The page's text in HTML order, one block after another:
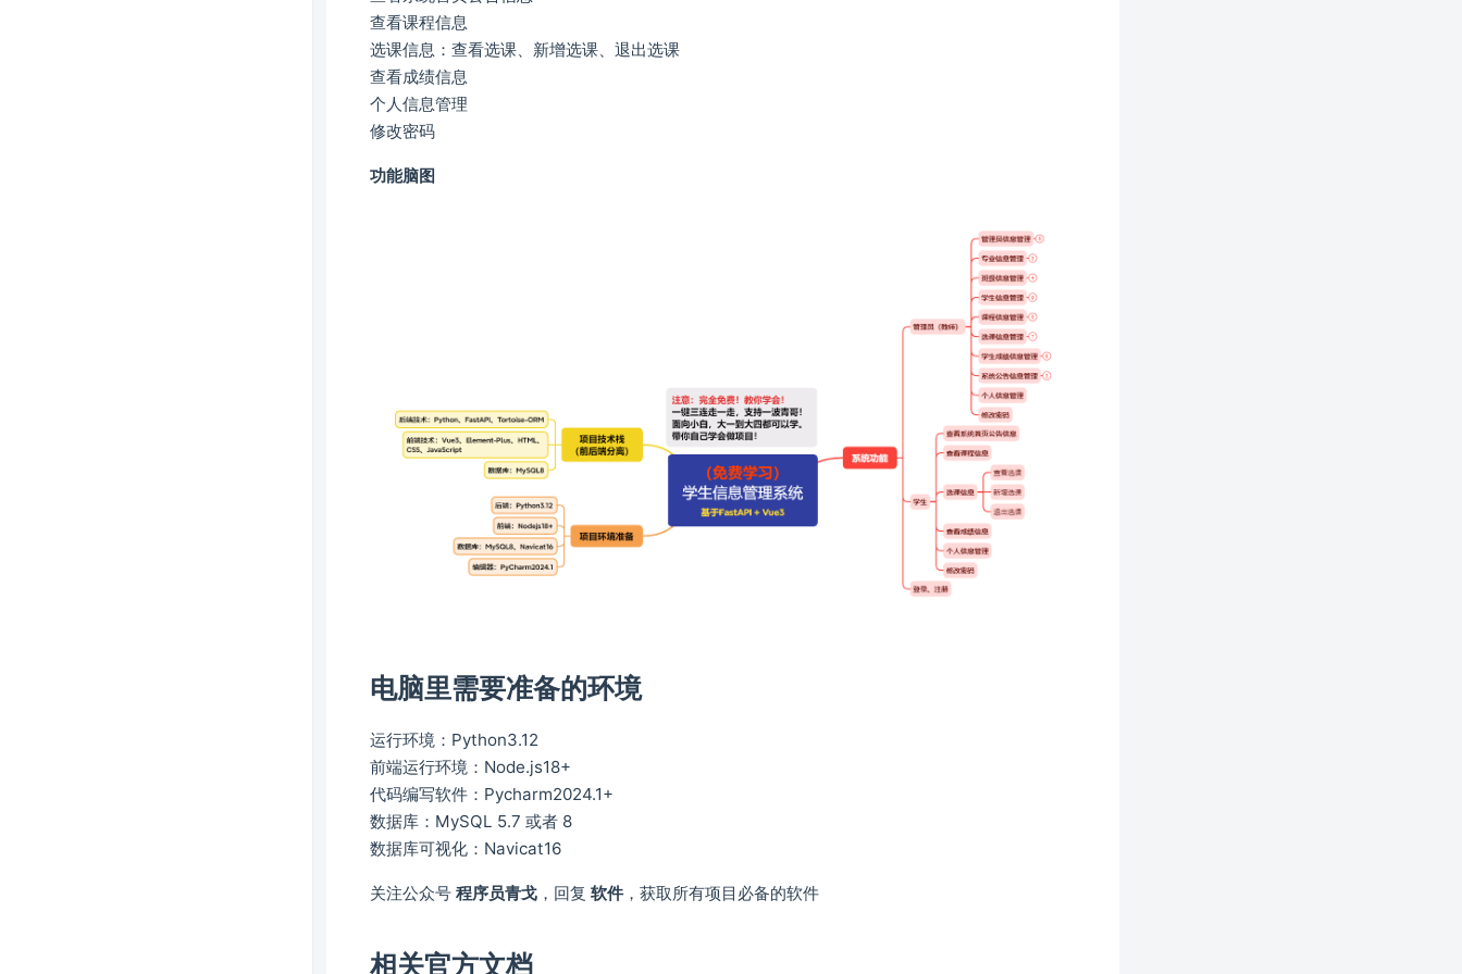
查看课程信息
选课信息：查看选课、新增选课、退出选课
查看成绩信息
个人信息管理
修改密码
功能脑图
电脑里需要准备的环境
运行环境：Python3.12
前端运行环境：Node.js18+
代码编写软件：Pycharm2024.1+
数据库：MySQL 5.7 或者 8
数据库可视化：Navicat16
关注公众号 程序员青戈 ，回复 软件，获取所有项目必备的软件
相关官方文档